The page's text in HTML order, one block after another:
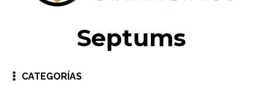
Septums
CATEGORÍAS